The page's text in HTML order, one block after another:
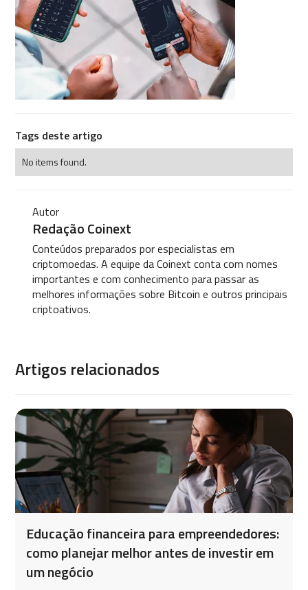
Tags deste artigo
No items found.
Autor
Redação Coinext
Conteúdos preparados por especialistas em
criptomoedas. A equipe da Coinext conta com nomes
importantes e com conhecimento para passar as
melhores informações sobre Bitcoin e outros principais
criptoativos.
Artigos relacionados
Educação financeira para empreendedores:
como planejar melhor antes de investir em
um negócio